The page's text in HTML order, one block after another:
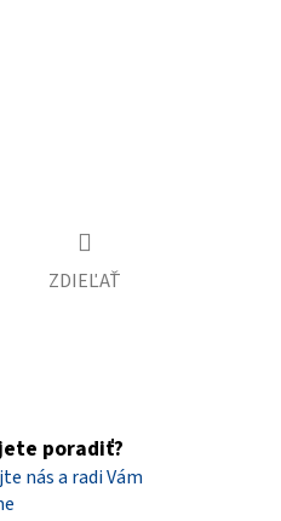
ZDIEĽAŤ
poradiť?
nás a radi Vám